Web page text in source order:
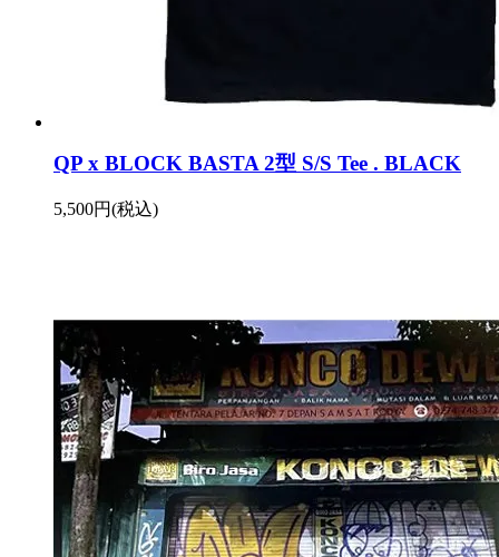
QP x BLOCK BASTA 2型 S/S Tee . BLACK
5,500円(税込)